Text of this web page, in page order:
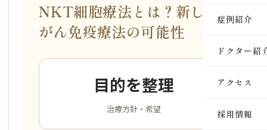
レーザー
症例紹介
ドクター紹
アクセス
採用情報
NKT細胞療法とは？新しい
がん免疫療法の可能性
目的を整理
治療方針・希望